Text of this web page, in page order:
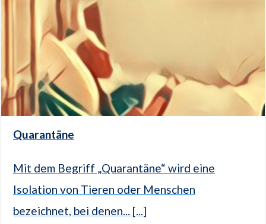
Quarantäne
Mit dem Begriff „Quarantäne“ wird eine
Isolation von Tieren oder Menschen
bezeichnet, bei denen... [...]